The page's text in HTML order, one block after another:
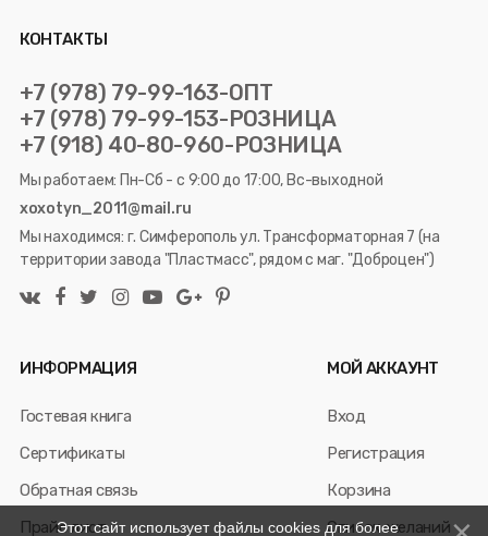
КОНТАКТЫ
+7 (978) 79-99-163-ОПТ
+7 (978) 79-99-153-РОЗНИЦА
+7 (918) 40-80-960-РОЗНИЦА
Мы работаем: Пн-Сб - с 9:00 до 17:00, Вс-выходной
xoxotyn_2011@mail.ru
Мы находимся: г. Симферополь ул. Трансформаторная 7 (на
территории завода "Пластмасс", рядом с маг. "Доброцен")
ИНФОРМАЦИЯ
Гостевая книга
Сертификаты
Обратная связь
Прайс лист
МОЙ АККАУНТ
Вход
Регистрация
Корзина
Список желаний
Этот сайт использует файлы cookies для более